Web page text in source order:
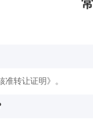
转让证明》。